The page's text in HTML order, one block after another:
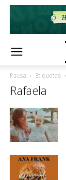
Pausa Etiquetas
Rafaela